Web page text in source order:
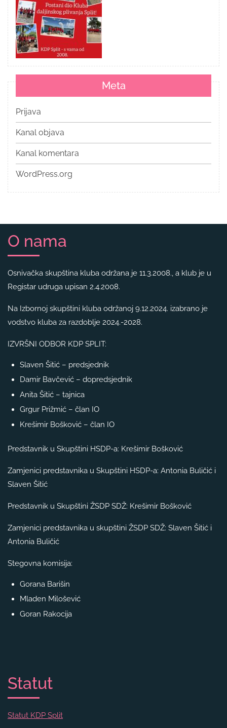
Meta
Prijava
Kanal objava
Kanal komentara
WordPress.org
O nama
Osnivačka skupština kluba održana je 11.3.2008., a klub je u
Registar udruga upisan 2.4.2008.
Na Izbornoj skupštini kluba održanoj 9.12.2024. izabrano je
vodstvo kluba za razdoblje 2024.-2028.
IZVRŠNI ODBOR KDP SPLIT:
Slaven Šitić – predsjednik
Damir Bavčević – dopredsjednik
Anita Šitić – tajnica
Grgur Prižmić – član IO
Krešimir Bošković – član IO
Predstavnik u Skupštini HSDP-a: Krešimir Bošković
Zamjenici predstavnika u Skupštini HSDP-a: Antonia Buličić i
Slaven Šitić
Predstavnik u Skupštini ŽSDP SDŽ: Krešimir Bošković
Zamjenici predstavnika u skupštini ŽSDP SDŽ: Slaven Šitić i
Antonia Buličić
Stegovna komisija:
Gorana Barišin
Mladen Milošević
Goran Rakocija
Statut
Statut KDP Split